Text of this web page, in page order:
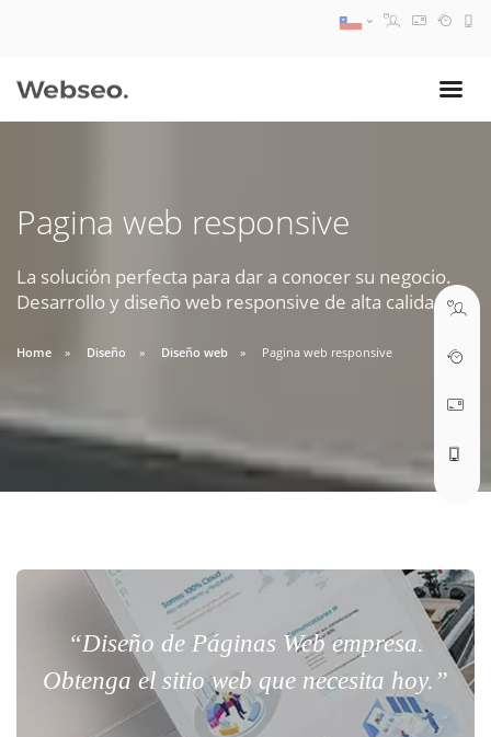
Pagina web responsive
La solución perfecta para dar a conocer su negocio.
Desarrollo y diseño web responsive de alta calidad.
Home Diseño Diseño web Pagina web responsive
“Diseño de Páginas Web empresa.
Obtenga el sitio web que necesita hoy.”
09:30 AM A 18:30 PM
soporte@webseo.cl